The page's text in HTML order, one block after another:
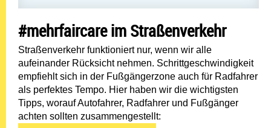
#mehrfaircare im Straßenverkehr
Straßenverkehr funktioniert nur, wenn wir alle
aufeinander Rücksicht nehmen. Schrittgeschwindigkeit
empfiehlt sich in der Fußgängerzone auch für Radfahrer
als perfektes Tempo. Hier haben wir die wichtigsten
Tipps, worauf Autofahrer, Radfahrer und Fußgänger
achten sollten zusammengestellt: